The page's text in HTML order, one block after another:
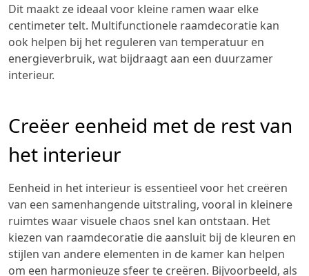
Dit maakt ze ideaal voor kleine ramen waar elke
centimeter telt. Multifunctionele raamdecoratie kan
ook helpen bij het reguleren van temperatuur en
energieverbruik, wat bijdraagt aan een duurzamer
interieur.
Creëer eenheid met de rest van
het interieur
Eenheid in het interieur is essentieel voor het creëren
van een samenhangende uitstraling, vooral in kleinere
ruimtes waar visuele chaos snel kan ontstaan. Het
kiezen van raamdecoratie die aansluit bij de kleuren en
stijlen van andere elementen in de kamer kan helpen
om een harmonieuze sfeer te creëren. Bijvoorbeeld, als